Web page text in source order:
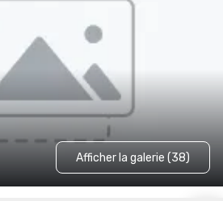
Afficher la galerie (38)